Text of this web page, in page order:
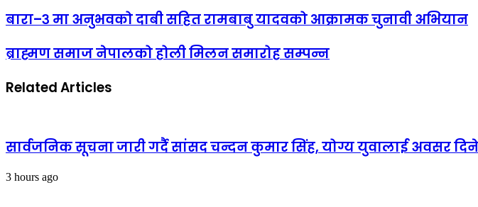
बारा–३ मा अनुभवको दाबी सहित रामबाबु यादवको आक्रामक चुनावी अभियान
ब्राह्मण समाज नेपालको होली मिलन समारोह सम्पन्न
Related Articles
सार्वजनिक सूचना जारी गर्दै सांसद चन्दन कुमार सिंह, योग्य युवालाई अवसर
3 hours ago